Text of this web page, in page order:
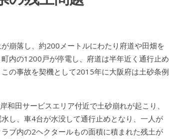
崩落し、約200メートルにわたり府道や田畑を
内の1200戸が停電し、府道は半年近く通行止め
の事故を契機として2015年に大阪府は土砂条例
田サービスエリア付近で土砂崩れが起こり、
し、車4台が水没して通行止めとなり、一人が
ブ内の2ヘクタールもの面積に積まれた残土が